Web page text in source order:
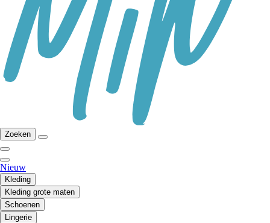
Zoeken
Nieuw
Kleding
Kleding grote maten
Schoenen
Lingerie